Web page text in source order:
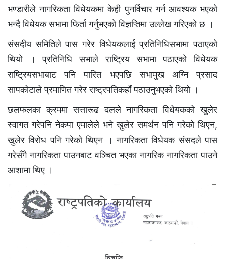
भण्डारीले नागरिकता विधेयकमा केही पुनर्विचार गर्न आवश्यक भएको
भन्दै विधेयक सभामा फिर्ता गर्नुभएको विज्ञप्तिमा उल्लेख गरिएको छ ।
संसदीय समितिले पास गरेर विधेयकलाई प्रतिनिधिसभामा पठाएको
थियो । प्रतिनिधि सभाले राष्ट्रिय सभामा पठाएको विधेयक
राष्ट्रियसभाबाट पनि पारित भएपछि सभामुख अग्नि प्रसाद
सापकोटाले प्रमाणित गरेर राष्ट्रपतिकहाँ पठाउनुभएको थियो ।
छलफलका क्रममा सत्तारूढ दलले नागरिकता विधेयकको खुलेर
स्वागत गरेपनि नेकपा एमालेले भने खुलेर समर्थन पनि गरेको थिएन,
खुलेर विरोध पनि गरेको थिएन । नागरिकता विधेयक संसदले पास
गरेसँगै नागरिकता पाउनबाट वञ्चित भएका नागरिक नागरिकता पाउने
आशामा थिए ।